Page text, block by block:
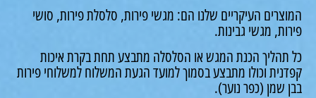
העיקריים שלנו הם: מגשי פירות, סלסלת פירות, סושי
מגשי גבינות.
הכנת המגש או הסלסלה מתבצע תחת בקרת איכות
וכולו מתבצע בסמוך למועד הגעת המשלוח למשלוחי פירות
שמן (כפר נוער).